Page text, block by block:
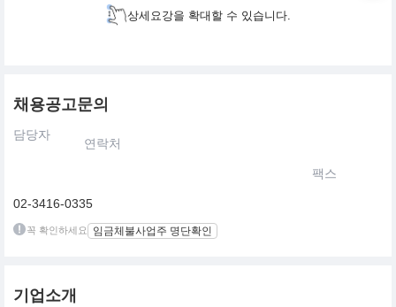
상세요강을 확대할 수 있습니다.
채용공고문의
담당자
연락처
팩스
02-3416-0335
꼭 확인하세요 임금체불사업주 명단확인
기업소개